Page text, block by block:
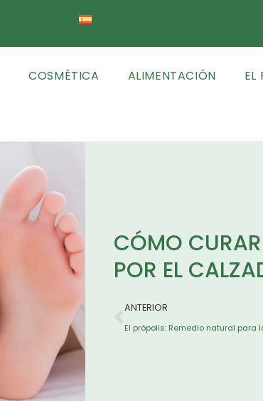
COSMÉTICA ALIMENTACIÓN EL
CÓMO
POR EL
ANTERIOR